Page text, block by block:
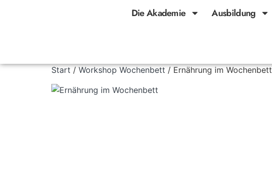
Die Akademie Ausbildung
Start / Workshop Wochenbett / Ernährung im Wochenbett